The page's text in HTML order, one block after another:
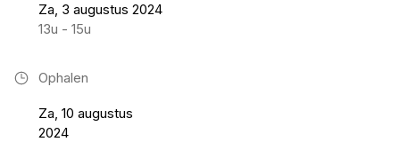
Za, 3 augustus 2024
13u - 15u
Ophalen
Za, 10 augustus
2024